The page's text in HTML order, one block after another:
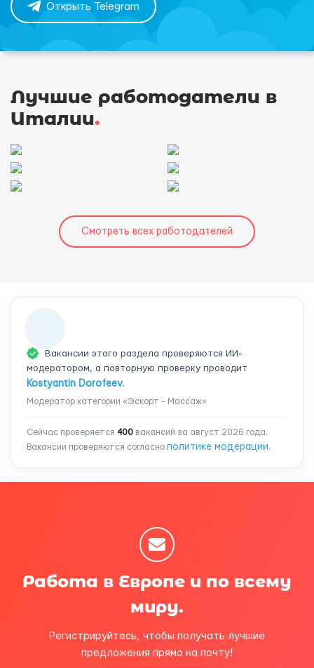
Открыть Telegram
Лучшие работодатели в
Италии.
Смотреть всех работодателей
Вакансии этого раздела проверяются ИИ-
модератором, а повторную проверку проводит
Kostyantin Dorofeev.
Модератор категории «Эскорт - Массаж»
Сейчас проверяется 400 вакансий за август 2026 года.
Вакансии проверяются согласно политике модерации.
Работа в Европе и по всему
миру.
Регистрируйтесь, чтобы получать лучшие
предложения прямо на почту!